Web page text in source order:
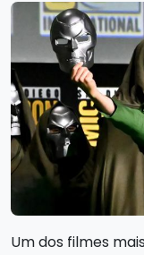
Um dos filmes